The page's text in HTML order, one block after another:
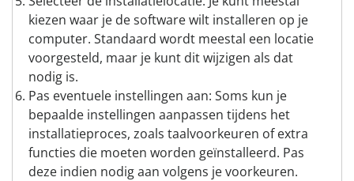
kiezen waar je de software wilt installeren op je
computer. Standaard wordt meestal een locatie
voorgesteld, maar je kunt dit wijzigen als dat
nodig is.
Pas eventuele instellingen aan: Soms kun je
bepaalde instellingen aanpassen tijdens het
installatieproces, zoals taalvoorkeuren of extra
functies die moeten worden geïnstalleerd. Pas
deze indien nodig aan volgens je voorkeuren.